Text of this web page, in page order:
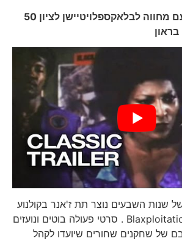
סינמטק תל אביב עם מחווה לבלאקספלויטיישן לציון 50
השבעים נוצר תת ז'אנר בקולנוע
האמריקאי שכונה Blaxploitation . סרטי פעולה בוטים ונועזים
של שחקנים שחורים שיועדו לקהל